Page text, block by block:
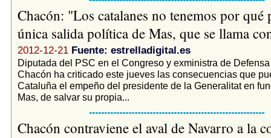
Chacón: "Los catalanes no tenemos por qué
única salida política de Mas, que se llama
2012-12-21 Fuente: estrelladigital.es
Diputada del PSC en el Congreso y exministra de
Chacón ha criticado este jueves las consecuencias que
Cataluña el empeño del presidente de la Generalitat en
Mas, de salvar su propia...
Chacón contraviene el aval de Navarro a la